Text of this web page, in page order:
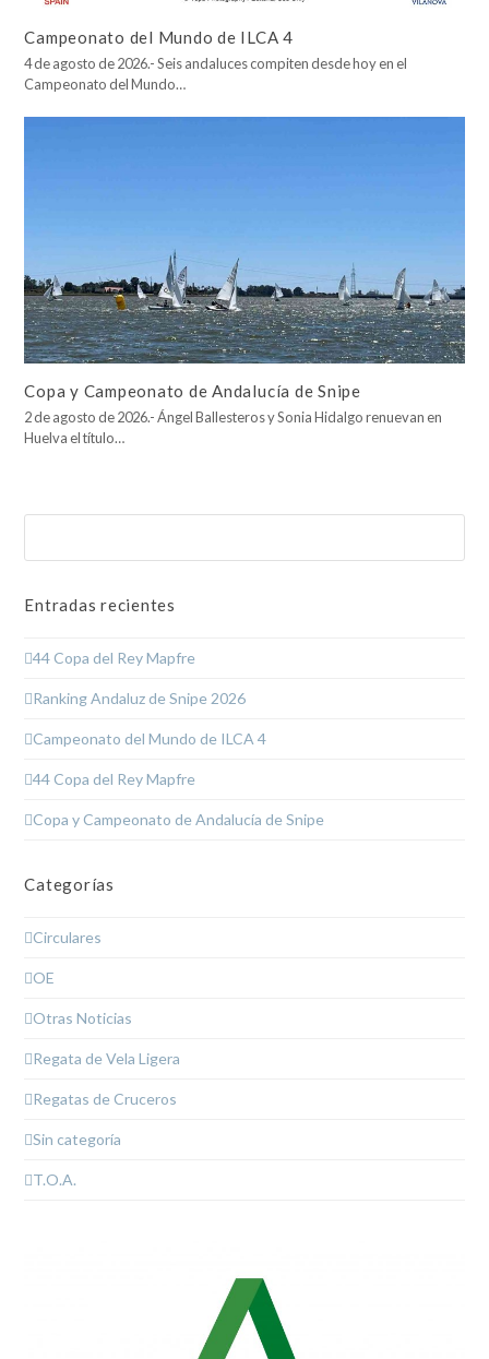
Campeonato del Mundo de ILCA 4
4 de agosto de 2026.- Seis andaluces compiten desde hoy en el
Campeonato del Mundo…
Copa y Campeonato de Andalucía de Snipe
2 de agosto de 2026.- Ángel Ballesteros y Sonia Hidalgo renuevan en
Huelva el título…
Entradas recientes
44 Copa del Rey Mapfre
Ranking Andaluz de Snipe 2026
Campeonato del Mundo de ILCA 4
44 Copa del Rey Mapfre
Copa y Campeonato de Andalucía de Snipe
Categorías
Circulares
OE
Otras Noticias
Regata de Vela Ligera
Regatas de Cruceros
Sin categoría
T.O.A.